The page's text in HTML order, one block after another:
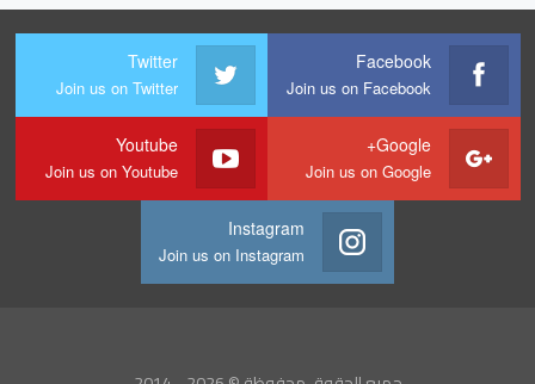
Facebook
Join us on Facebook
Twitter
Join us on Twitter
Google+
Join us on Google
Youtube
Join us on Youtube
Instagram
Join us on Instagram